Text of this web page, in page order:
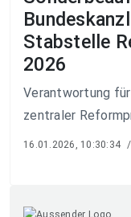
Stabstelle
2026
Verantwortung
zentraler
16.01.2026, 10:30:34 /